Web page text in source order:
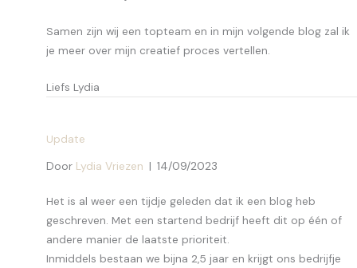
Samen zijn wij een topteam en in mijn volgende blog zal ik
je meer over mijn creatief proces vertellen.
Liefs Lydia
Update
Door Lydia Vriezen | 14/09/2023
Het is al weer een tijdje geleden dat ik een blog heb
geschreven. Met een startend bedrijf heeft dit op één of
andere manier de laatste prioriteit.
Inmiddels bestaan we bijna 2,5 jaar en krijgt ons bedrijfje